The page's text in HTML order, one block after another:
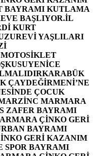
BAYRAMI KUTLAMA
BAŞLIYOR.İL
KURT
YAŞLILARI
YENİCE
KARABÜK
ÇAYDEĞİRMENİ’NE
ÇOCUK
MARMARA
ZAFER BAYRAMI
ÇİNKO GERİ
BAYRAMI
GERİ KAZANIM
SPOR BAYRAMI